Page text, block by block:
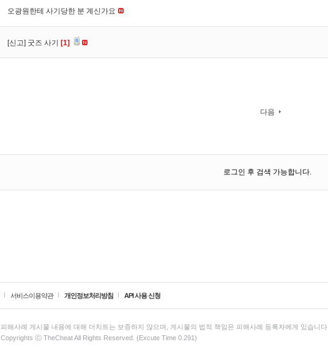
오광원한테 사기당한 분 계신가요
[신고] 굿즈 사기 [1]
다음
로그인 후 검색 가능합니다.
서비스이용약관 개인정보처리방침 API 사용 신청
피해사례 게시물 내용에 대해 더치트는 보증하지 않으며, 게시물의 법적 책임은 피해사례 등록자에게 있습니다.
Copyrights ⓒ TheCheat All Rights Reserved. (Excute Time 0.291)